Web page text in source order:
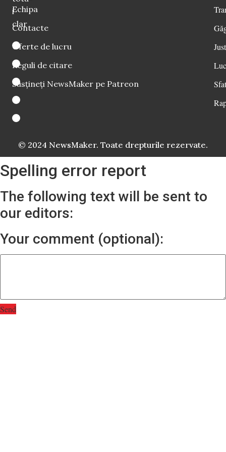
i
clar
Echipa
Contacte
Oferte de lucru
Reguli de citare
Susțineți NewsMaker pe Patreon
© 2024 NewsMaker. Toate drepturile rezervate.
Spelling error report
The following text will be sent to
our editors:
Your comment (optional):
Send